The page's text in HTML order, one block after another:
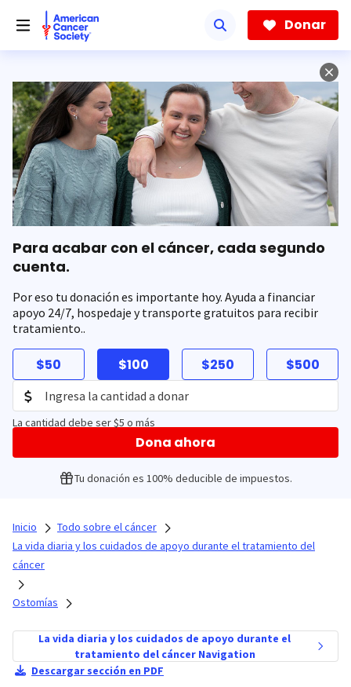
hacia
contenido
Donar
Para acabar con el cáncer, cada segundo
cuenta.
Por eso tu donación es importante hoy. Ayuda a financiar
apoyo 24/7, hospedaje y transporte gratuitos para recibir
tratamiento..
$50 $100 $250 $500
La cantidad debe ser $5 o más
Dona ahora
Tu donación es 100% deducible de impuestos.
Inicio
Todo sobre el cáncer
La vida diaria y los cuidados de apoyo durante el tratamiento del
cáncer
Ostomías
La vida diaria y los cuidados de apoyo durante el
tratamiento del cáncer Navigation
Descargar sección en PDF